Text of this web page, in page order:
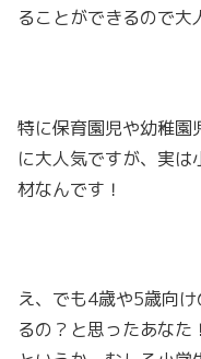
ることができるので大
特に保育園児や幼稚園
に大人気ですが、実
材なんです！
え、でも4歳や5歳向
るの？と思ったあなた